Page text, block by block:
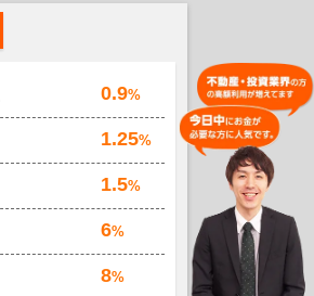
0.9%
1.25%
1.5%
6%
8%